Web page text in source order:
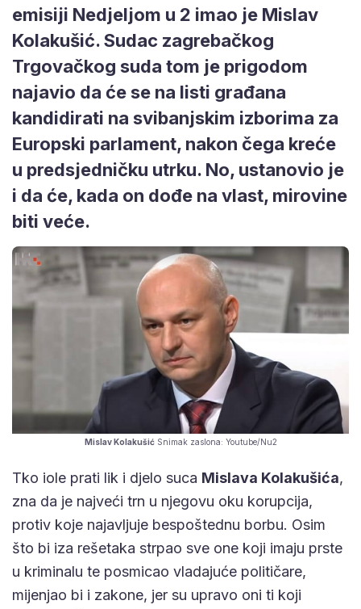
emisiji Nedjeljom u 2 imao je Mislav
Kolakušić. Sudac zagrebačkog
Trgovačkog suda tom je prigodom
najavio da će se na listi građana
kandidirati na svibanjskim izborima za
Europski parlament, nakon čega kreće
u predsjedničku utrku. No, ustanovio je
i da će, kada on dođe na vlast, mirovine
biti veće.
Mislav KolakušićSnimak zaslona: Youtube/Nu2
Tko iole prati lik i djelo suca Mislava Kolakušića,
zna da je najveći trn u njegovu oku korupcija,
protiv koje najavljuje bespoštednu borbu. Osim
što bi iza rešetaka strpao sve one koji imaju prste
u kriminalu te posmicao vladajuće političare,
mijenjao bi i zakone, jer su upravo oni ti koji